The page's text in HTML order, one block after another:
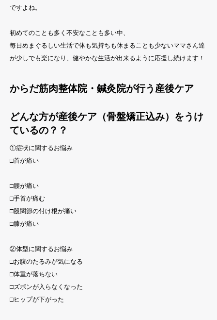
ですよね。
初めてのことも多く不安なことも多い中、
毎日めまぐるしい生活で体も気持ちも休まることも少ないママさん達
が少しでも楽になり、健やかな生活が出来るように応援し続けます！
からだ筋肉整体院・鍼灸院が行う産後ケア
どんな方が産後ケア（骨盤矯正込み）をうけ
ているの？？
①症状に関するお悩み
□首が痛い
□腰が痛い
□手首が痛む
□股関節の付け根が痛い
□膝が痛い
②体型に関するお悩み
□お腹のたるみが気になる
□体重が落ちない
□ズボンが入らなくなった
□ヒップが下がった